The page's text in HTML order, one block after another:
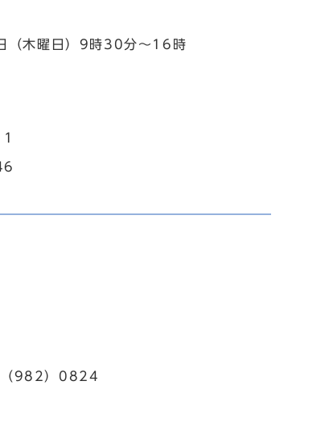
（木曜日）9時30分～16時
（982）0824